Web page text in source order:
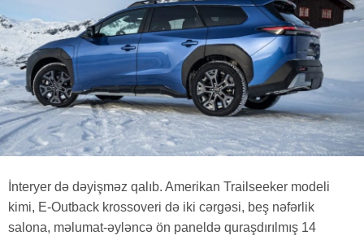
İnteryer də dəyişməz qalıb. Amerikan Trailseeker modeli
kimi, E-Outback krossoveri də iki cərgəsi, beş nəfərlik
salona, məlumat-əyləncə ön paneldə quraşdırılmış 14